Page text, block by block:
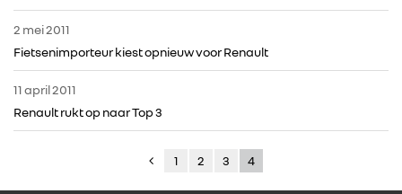
2 mei 2011
Fietsenimporteur kiest opnieuw voor Renault
11 april 2011
Renault rukt op naar Top 3
1 2 3 4